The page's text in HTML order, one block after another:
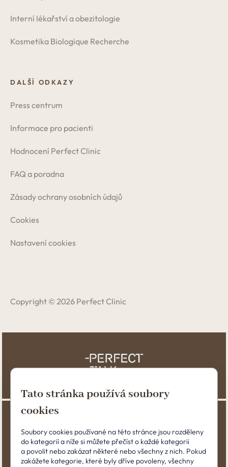
Interní lékařství a obezitologie
Kosmetika Biologique Recherche
DALŠÍ ODKAZY
Press centrum
Informace pro pacienti
Hodnocení Perfect Clinic
FAQ a poradna
Zásady ochrany osobních údajů
Cookies
Nastavení cookies
Copyright © 2026 Perfect Clinic
Tato stránka používá soubory
cookies
Soubory cookies používané na této stránce jsou rozděleny
do kategorií a níže si můžete přečíst o každé kategorii
a povolit nebo zakázat některé nebo všechny z nich. Pokud
zakážete kategorie, které byly dříve povoleny, všechny